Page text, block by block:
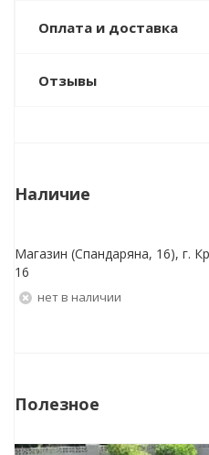
Оплата и доставка
Отзывы
Наличие
Магазин (Спандаряна, 16), г.
16
Нет в наличии
Полезное